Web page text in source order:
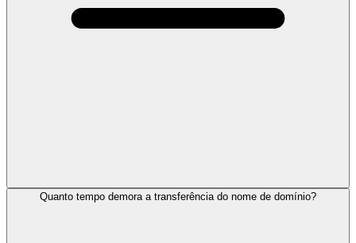
Quanto tempo demora a transferência do nome de domínio?